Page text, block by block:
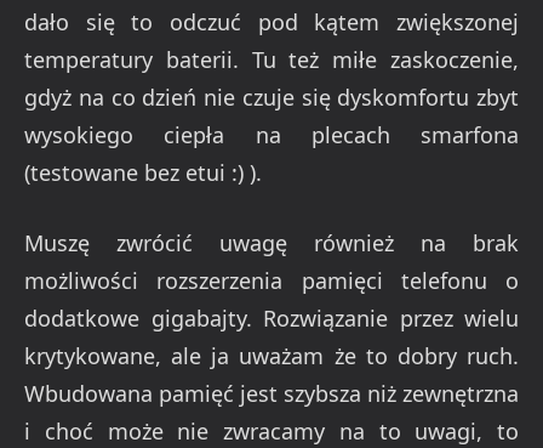
dało się to odczuć pod kątem zwiększonej
temperatury baterii. Tu też miłe zaskoczenie,
gdyż na co dzień nie czuje się dyskomfortu zbyt
wysokiego ciepła na plecach smarfona
(testowane bez etui :) ).
Muszę zwrócić uwagę również na brak
możliwości rozszerzenia pamięci telefonu o
dodatkowe gigabajty. Rozwiązanie przez wielu
krytykowane, ale ja uważam że to dobry ruch.
Wbudowana pamięć jest szybsza niż zewnętrzna
i choć może nie zwracamy na to uwagi, to